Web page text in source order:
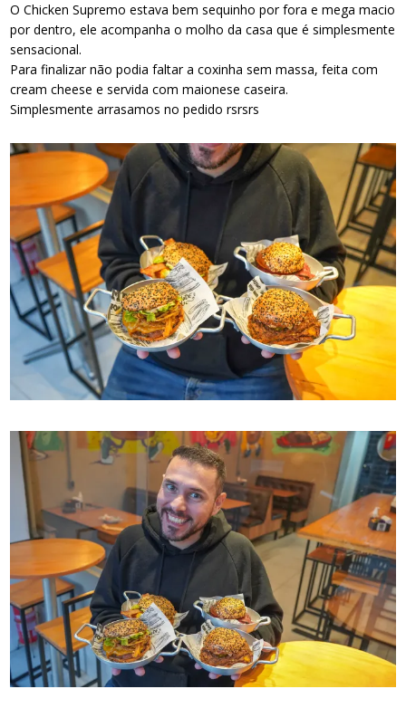
O Chicken Supremo estava bem sequinho por fora e mega macio
por dentro, ele acompanha o molho da casa que é simplesmente
sensacional.
Para finalizar não podia faltar a coxinha sem massa, feita com
cream cheese e servida com maionese caseira.
Simplesmente arrasamos no pedido rsrsrs